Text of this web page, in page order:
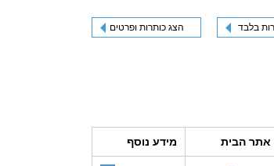
בלבד הצג כותרות ופרטים
אתר הבית מידע נוסף